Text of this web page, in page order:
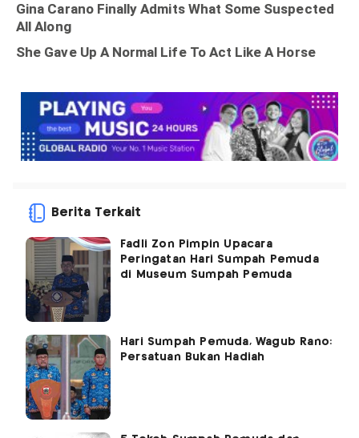
Berita Terkait
Fadli Zon Pimpin Upacara
Peringatan Hari Sumpah Pemuda
di Museum Sumpah Pemuda
Hari Sumpah Pemuda, Wagub Rano:
Persatuan Bukan Hadiah